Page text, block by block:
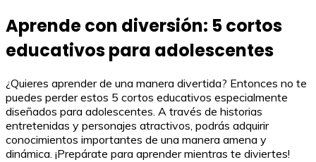
Aprende con diversión: 5 cortos
educativos para adolescentes
¿Quieres aprender de una manera divertida? Entonces no te
puedes perder estos 5 cortos educativos especialmente
diseñados para adolescentes. A través de historias
entretenidas y personajes atractivos, podrás adquirir
conocimientos importantes de una manera amena y
dinámica. ¡Prepárate para aprender mientras te diviertes!